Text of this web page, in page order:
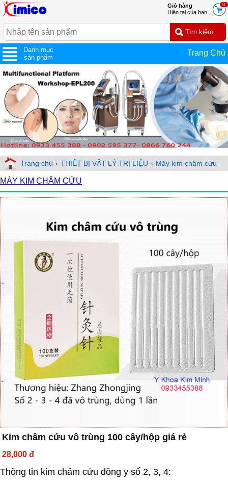
0
Giỏ hàng
Hiện tại của bạn...
Danh mục
sản phẩm
Trang Chủ
Trang chủ › THIẾT BỊ VẬT LÝ TRỊ LIỆU › Máy kim châm cứu
MÁY KIM CHÂM CỨU
Kim châm cứu vô trùng 100 cây/hộp giá rẻ
28,000 đ
Thông tin kim châm cứu đông y số 2, 3, 4: